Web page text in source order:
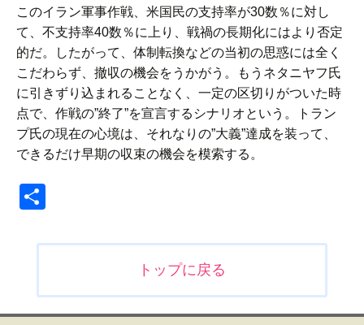
このイラン軍事作戦、米国民の支持率が30数％に対し
て、不支持率40数％に上り、戦禍の長期化にはより否定
的だ。したがって、体制転換などの当初の思惑には全く
こだわらず、撤収の機会をうかがう。もうネタニヤフ氏
に引きずり込まれることなく、一定の区切りがついた時
点で、作戦の”終了”を宣言するシナリオという。トラン
プ氏の現在の心境は、それなりの”大義”達成を装って、
できるだけ早期の収束の機会を模索する。
ビ
トップに戻る